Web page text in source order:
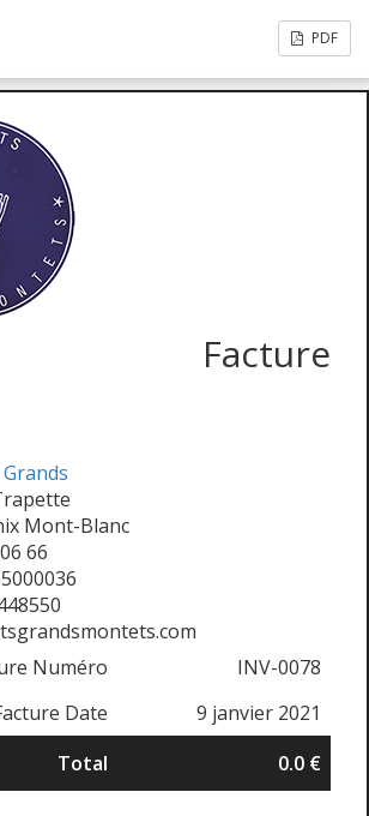
PDF
Facture
Mont-Blanc
66
Numéro
INV-0078
Date
9 janvier 2021
Total
0.0 €